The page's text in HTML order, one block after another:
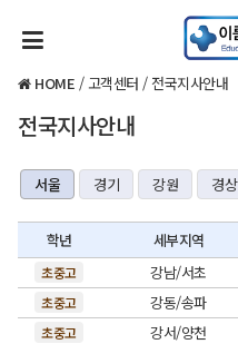
HOME /고객센터 / 전국지사안내
전국지사안내
서울 경기 강원 경상
학년 세부지역
초중고 강남/서초
초중고 강동/송파
초중고 강서/양천